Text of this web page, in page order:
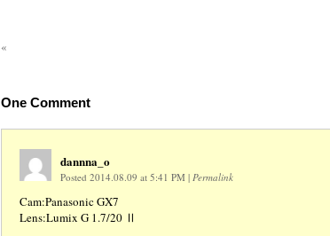
«
One Comment
dannna_o
Posted 2014.08.09 at 5:41 PM | Permalink
Cam:Panasonic GX7
Lens:Lumix G 1.7/20 Ⅱ